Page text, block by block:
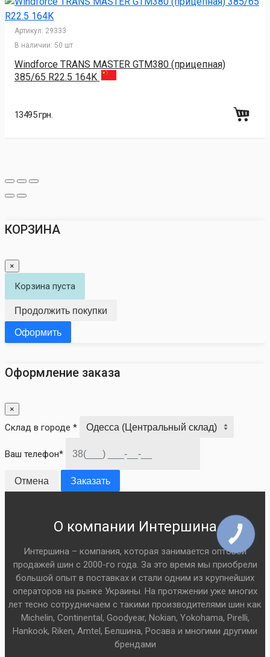
Артикул: 29333
В наличии: 50 шт
Windforce TRANS MASTER GTM380 (прицепная)
385/65 R22.5 164K
13495 грн.
КОРЗИНА
×
Корзина пуста
Продолжить покупки
Оформить
Оформление заказа
×
Склад в городе *
Ваш телефон*
Отмена Заказать
О компании Интершина
Интершина – компания, которая занимается оптовой
продажей шин с 2000-го года. За это время мы приобрели
большой опыт в поставках и стали одним из крупнейших
операторов на рынке Украины. На протяжении уже многих
лет тесно сотрудничаем с такими производителями шин как
Michelin, Continental, Goodyear, Nokian, Yokohama, Pirelli,
Hankook, Riken, Amtel, Белшина, Росава и многими другими
брендами